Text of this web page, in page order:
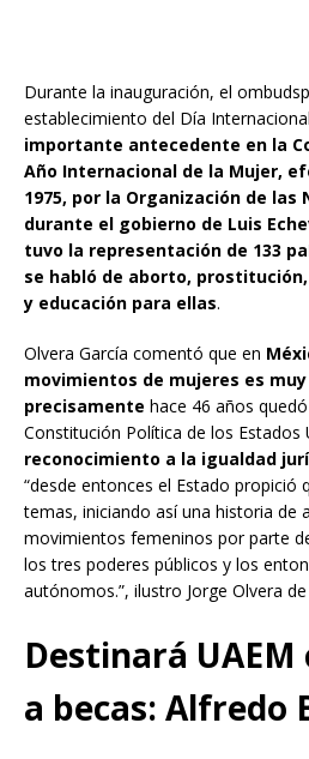
Durante la inauguración, el
establecimiento del Día
importante antecedente en la
Año Internacional de la Mujer,
1975, por la Organización de las
durante el gobierno de Luis
tuvo la representación de 133
se habló de aborto,
y educación para ellas.
Olvera García comentó que en
movimientos de mujeres es
precisamente hace 46 años
Constitución Política de los Estados
reconocimiento a la igualdad
“desde entonces el Estado propició
temas, iniciando así una historia de
movimientos femeninos por parte
los tres poderes públicos y los
autónomos.”, ilustro Jorge Olvera
Destinará UAEM
a becas: Alfredo